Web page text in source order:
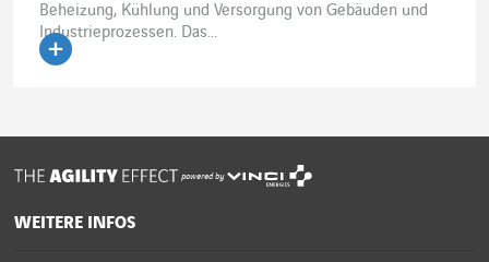
Beheizung, Kühlung und Versorgung von Gebäuden und
Industrieprozessen. Das...
powered by
WEITERE INFOS